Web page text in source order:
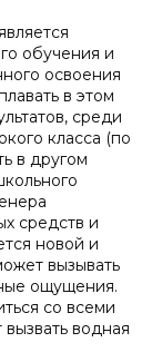
обучения и
освоения
в этом
среди
класса (по
в другом
средств и
новой и
вызывать
ощущения.
со всеми
водная